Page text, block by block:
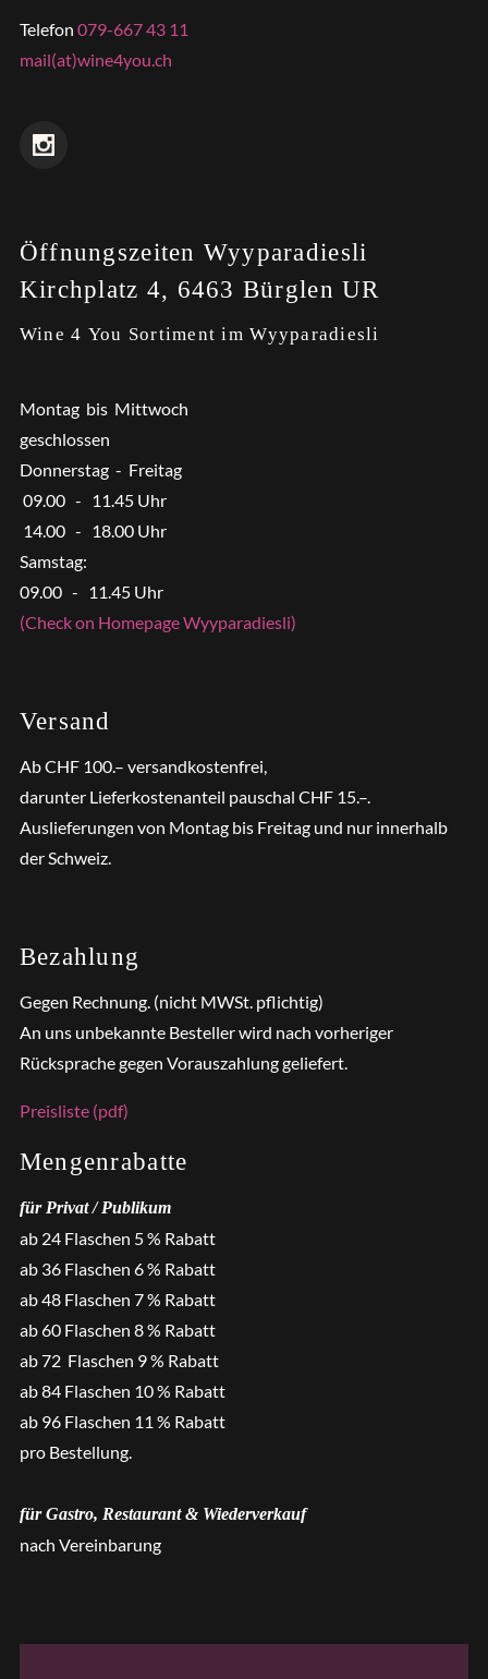
Telefon 079-667 43 11
mail(at)wine4you.ch
Öffnungszeiten Wyyparadiesli
Kirchplatz 4, 6463 Bürglen UR
Wine 4 You Sortiment im Wyyparadiesli
Montag bis Mittwoch
geschlossen
Donnerstag - Freitag
09.00 - 11.45 Uhr
14.00 - 18.00 Uhr
Samstag:
09.00 - 11.45 Uhr
(Check on Homepage Wyyparadiesli)
Versand
Ab CHF 100.– versandkostenfrei,
darunter Lieferkostenanteil pauschal CHF 15.–.
Auslieferungen von Montag bis Freitag und nur innerhalb
der Schweiz.
Bezahlung
Gegen Rechnung. (nicht MWSt. pflichtig)
An uns unbekannte Besteller wird nach vorheriger
Rücksprache gegen Vorauszahlung geliefert.
Preisliste (pdf)
Mengenrabatte
für Privat / Publikum
ab 24 Flaschen 5 % Rabatt
ab 36 Flaschen 6 % Rabatt
ab 48 Flaschen 7 % Rabatt
ab 60 Flaschen 8 % Rabatt
ab 72 Flaschen 9 % Rabatt
ab 84 Flaschen 10 % Rabatt
ab 96 Flaschen 11 % Rabatt
pro Bestellung.
für Gastro, Restaurant & Wiederverkauf
nach Vereinbarung